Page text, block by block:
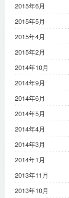
2015年6月
2015年5月
2015年4月
2015年2月
2014年10月
2014年9月
2014年6月
2014年5月
2014年4月
2014年3月
2014年1月
2013年11月
2013年10月